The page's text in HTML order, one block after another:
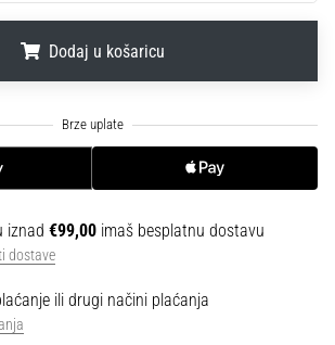
Dodaj u košaricu
iznad €99,00 imaš besplatnu dostavu
dostave
ili drugi načini plaćanja